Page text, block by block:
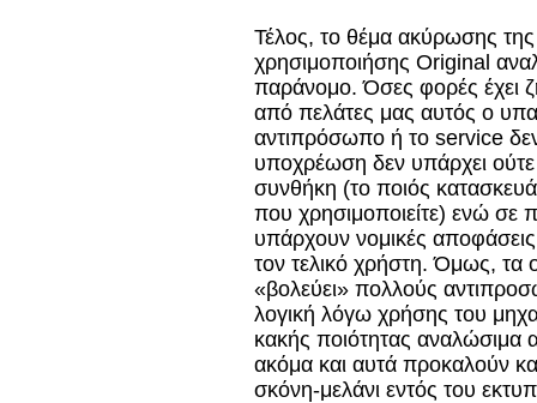
Τέλος, το θέμα ακύρωσης
χρησιμοποιήσης Original
παράνομο. Όσες φορές έχει
από πελάτες μας αυτός ο
αντιπρόσωπο ή το service δεν
υποχρέωση δεν υπάρχει ούτε
συνθήκη (το ποιός
που χρησιμοποιείτε) ενώ σε
υπάρχουν νομικές
τον τελικό χρήστη. Όμως, τα
«βολεύει» πολλούς
λογική λόγω χρήσης του
κακής ποιότητας
ακόμα και αυτά προκαλούν
σκόνη-μελάνι εντός του